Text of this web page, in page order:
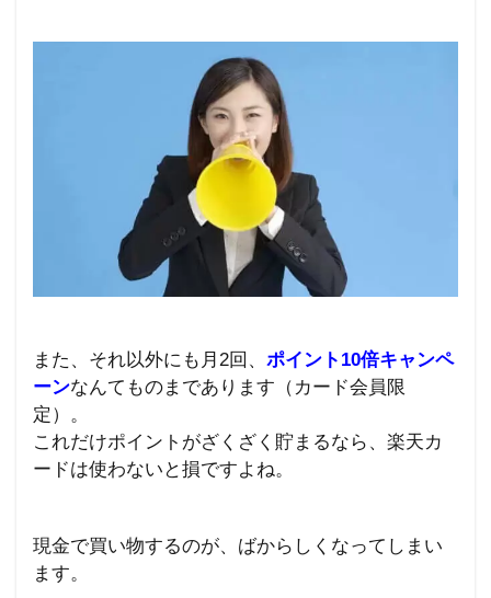
また、それ以外にも月 2回、 ポイント 10倍キャンペ
ーンなんてものまであります（カード会員限
定）。
これだけポイントがざくざく貯まるなら、楽天カ
ードは使わないと損ですよね。
現金で買い物するのが、ばからしくなってしまい
ます。